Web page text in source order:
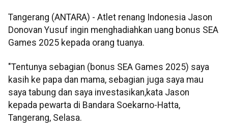
Tangerang (ANTARA) - Atlet renang Indonesia Jason
Donovan Yusuf ingin menghadiahkan uang bonus SEA
Games 2025 kepada orang tuanya.
"Tentunya sebagian (bonus SEA Games 2025) saya
kasih ke papa dan mama, sebagian juga saya mau
saya tabung dan saya investasikan,kata Jason
kepada pewarta di Bandara Soekarno-Hatta,
Tangerang, Selasa.